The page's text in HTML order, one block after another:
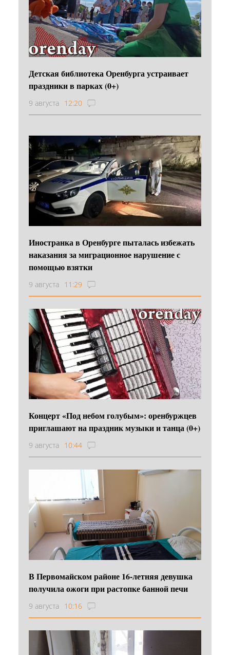
Детская библиотека Оренбурга устраивает
праздники в парках (0+)
9 августа 12:20
Иностранка в Оренбурге пыталась избежать
наказания за миграционное нарушение с
помощью взятки
9 августа 11:29
Концерт «Под небом голубым»: оренбуржцев
приглашают на праздник музыки и танца (0+)
9 августа 10:44
В Первомайском районе 16‑летняя девушка
получила ожоги при растопке банной печи
9 августа 10:16